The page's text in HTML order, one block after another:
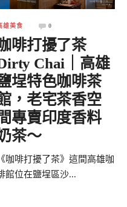
雄美食 0
啡打擾了茶
Chai｜高雄
埕特色咖啡茶
，老宅茶香空
間專賣印度香料
茶～
《咖啡打擾了茶》這間高雄咖
館位在鹽埕區沙...